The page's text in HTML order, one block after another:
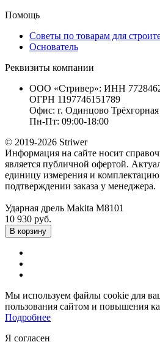
Помощь
Советы по товарам для
Основатель
Реквизиты компании
ООО «Стривер»: ИНН
ОГРН 1197746151789
Офис: г. Одинцово Трёхгорная
Пн-Пт: 09:00-18:00
© 2019-2026 Striwer
Информация на сайте носит
является публичной офертой.
единицу измерения и
подтверждении заказа у менеджера.
Ударная дрель Makita M8101
10 930 руб.
В корзину
Мы используем файлы cookie для
пользования сайтом и повышения
Подробнее
Я согласен